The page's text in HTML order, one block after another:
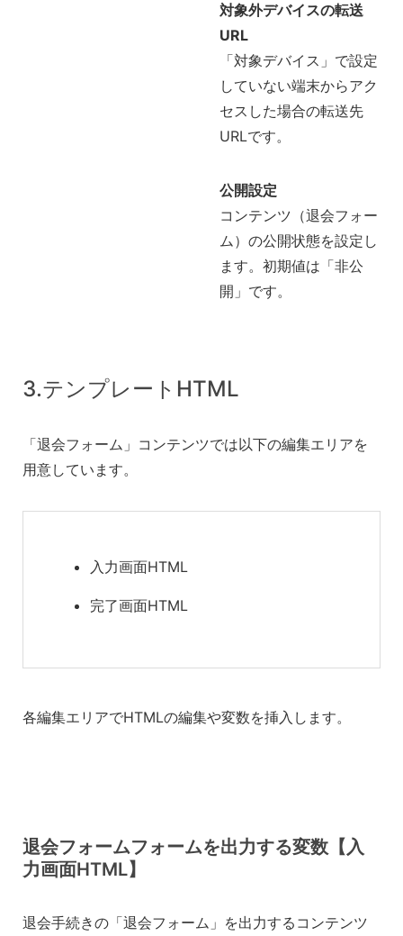
対象外デバイスの転送
URL
「対象デバイス」で設定
していない端末からアク
セスした場合の転送先
URLです。
公開設定
コンテンツ（退会フォー
ム）の公開状態を設定し
ます。初期値は「非公
開」です。
3.テンプレートHTML
「退会フォーム」コンテンツでは以下の編集エリアを
用意しています。
入力画面HTML
完了画面HTML
各編集エリアでHTMLの編集や変数を挿入します。
退会フォームフォームを出力する変数【入
力画面HTML】
退会手続きの「退会フォーム」を出力するコンテンツ